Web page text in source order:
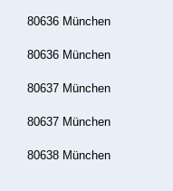
80636 München
80636 München
80637 München
80637 München
80638 München